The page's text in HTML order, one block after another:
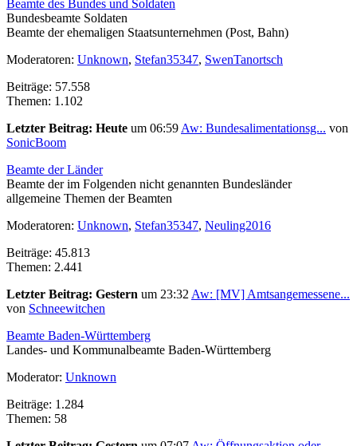
Beamte des Bundes und Soldaten
Bundesbeamte Soldaten
Beamte der ehemaligen Staatsunternehmen (Post, Bahn)
Moderatoren: Unknown, Stefan35347, SwenTanortsch
Beiträge: 57.558
Themen: 1.102
Letzter Beitrag: Heute um 06:59 Aw: Bundesalimentationsg... von
SonicBoom
Beamte der Länder
Beamte der im Folgenden nicht genannten Bundesländer
allgemeine Themen der Beamten
Moderatoren: Unknown, Stefan35347, Neuling2016
Beiträge: 45.813
Themen: 2.441
Letzter Beitrag: Gestern um 23:32 Aw: [MV] Amtsangemessene...
von Schneewitchen
Beamte Baden-Württemberg
Landes- und Kommunalbeamte Baden-Württemberg
Moderator: Unknown
Beiträge: 1.284
Themen: 58